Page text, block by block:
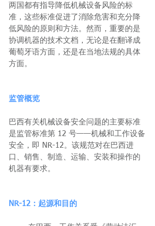
两国都有指导降低机械设备风险的标
准，这些标准促进了消除危害和充分降
低风险的原则和方法。然而，重要的是
协调机器的技术文档，无论是在翻译成
葡萄牙语方面，还是在当地法规的具体
方面。
监管概览
巴西有关机械设备安全问题的主要标准
是监管标准第 12 号——机械和工作设备
安全，即 NR-12。该规范对在巴西进
口、销售、制造、运输、安装和操作的
机器有要求。
NR-12：起源和目的